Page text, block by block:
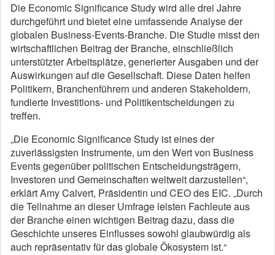
Die Economic Significance Study wird alle drei Jahre
durchgeführt und bietet eine umfassende Analyse der
globalen Business-Events-Branche. Die Studie misst den
wirtschaftlichen Beitrag der Branche, einschließlich
unterstützter Arbeitsplätze, generierter Ausgaben und der
Auswirkungen auf die Gesellschaft. Diese Daten helfen
Politikern, Branchenführern und anderen Stakeholdern,
fundierte Investitions- und Politikentscheidungen zu
treffen.
„Die Economic Significance Study ist eines der
zuverlässigsten Instrumente, um den Wert von Business
Events gegenüber politischen Entscheidungsträgern,
Investoren und Gemeinschaften weltweit darzustellen“,
erklärt Amy Calvert, Präsidentin und CEO des EIC. „Durch
die Teilnahme an dieser Umfrage leisten Fachleute aus
der Branche einen wichtigen Beitrag dazu, dass die
Geschichte unseres Einflusses sowohl glaubwürdig als
auch repräsentativ für das globale Ökosystem ist.“